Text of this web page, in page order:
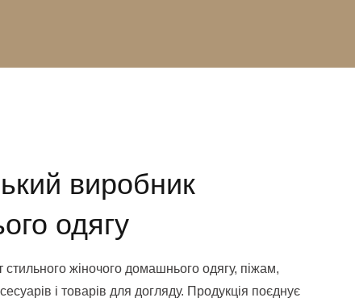
виробник
одягу
жіночого домашнього одягу, піжам,
і товарів для догляду. Продукція поєднує